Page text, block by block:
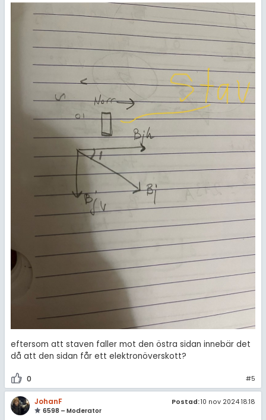
eftersom att staven faller mot den östra sidan innebär det
då att den sidan får ett elektronöverskott?
0 #5
JohanF
6598 – Moderator
Postad:10 nov 2024 18:18